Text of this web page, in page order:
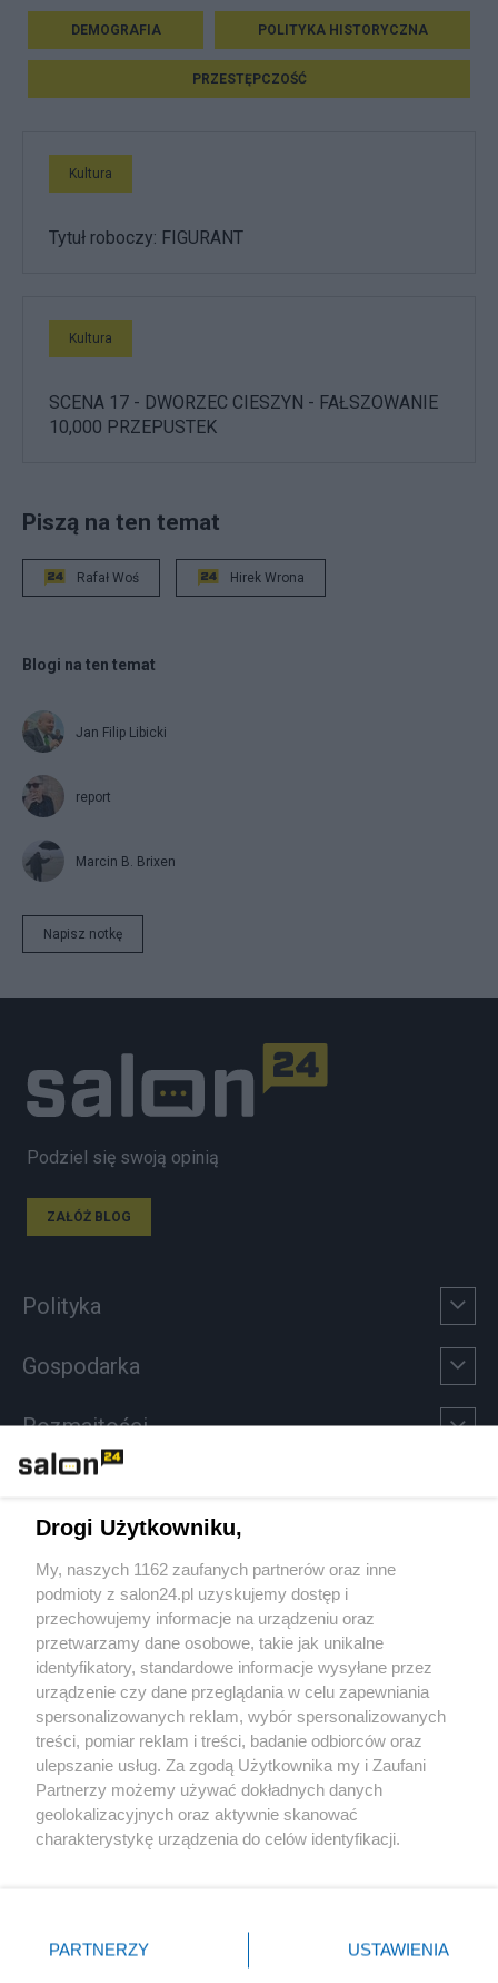
DEMOGRAFIA POLITYKA HISTORYCZNA
PRZESTĘPCZOŚĆ
Kultura
Tytuł roboczy: FIGURANT
Kultura
SCENA 17 - DWORZEC CIESZYN - FAŁSZOWANIE
10,000 PRZEPUSTEK
Piszą na ten temat
Rafał Woś Hirek Wrona
Blogi na ten temat
Jan Filip Libicki
report
Marcin B. Brixen
Napisz notkę
Podziel się swoją opinią
ZAŁÓŻ BLOG
Polityka
Gospodarka
Rozmaitości
Sport
Społeczeństwo
Kultura
X Facebook Instagram Youtube
Drogi Użytkowniku,
My, naszych 1162 zaufanych partnerów oraz inne
podmioty z salon24.pl uzyskujemy dostęp i
przechowujemy informacje na urządzeniu oraz
przetwarzamy dane osobowe, takie jak unikalne
identyfikatory, standardowe informacje wysyłane przez
urządzenie czy dane przeglądania w celu zapewniania
spersonalizowanych reklam, wybór spersonalizowanych
treści, pomiar reklam i treści, badanie odbiorców oraz
ulepszanie usług. Za zgodą Użytkownika my i Zaufani
Partnerzy możemy używać dokładnych danych
geolokalizacyjnych oraz aktywnie skanować
charakterystykę urządzenia do celów identyfikacji.
zmienić/wycofać klikając przycisk ustawień prywatności
znajdujący się w lewym dolnym rogu strony
PARTNERZY USTAWIENIA